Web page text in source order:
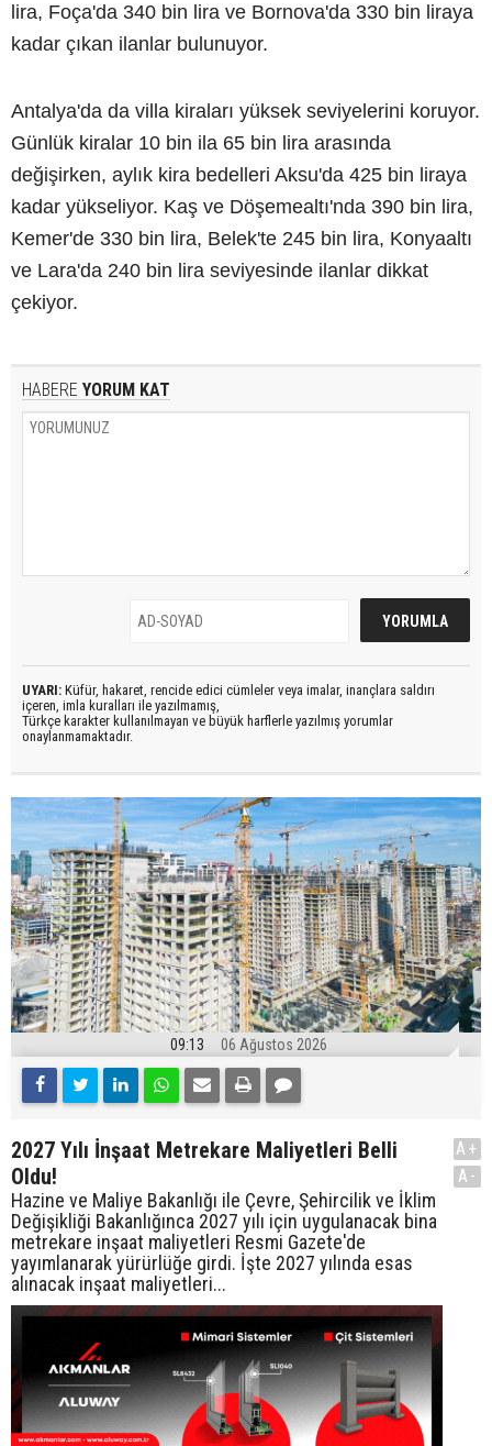
lira, Foça'da 340 bin lira ve Bornova'da 330 bin liraya
kadar çıkan ilanlar bulunuyor.
Antalya'da da villa kiraları yüksek seviyelerini koruyor.
Günlük kiralar 10 bin ila 65 bin lira arasında
değişirken, aylık kira bedelleri Aksu'da 425 bin liraya
kadar yükseliyor. Kaş ve Döşemealtı'nda 390 bin lira,
Kemer'de 330 bin lira, Belek'te 245 bin lira, Konyaaltı
ve Lara'da 240 bin lira seviyesinde ilanlar dikkat
çekiyor.
HABERE YORUM KAT
UYARI: Küfür, hakaret, rencide edici cümleler veya imalar, inançlara saldırı
içeren, imla kuralları ile yazılmamış,
Türkçe karakter kullanılmayan ve büyük harflerle yazılmış yorumlar
onaylanmamaktadır.
09:13 06 Ağustos 2026
2027 Yılı İnşaat Metrekare Maliyetleri Belli
Oldu!
Hazine ve Maliye Bakanlığı ile Çevre, Şehircilik ve İklim
Değişikliği Bakanlığınca 2027 yılı için uygulanacak bina
metrekare inşaat maliyetleri Resmi Gazete'de
yayımlanarak yürürlüğe girdi. İşte 2027 yılında esas
alınacak inşaat maliyetleri...
A+
A-